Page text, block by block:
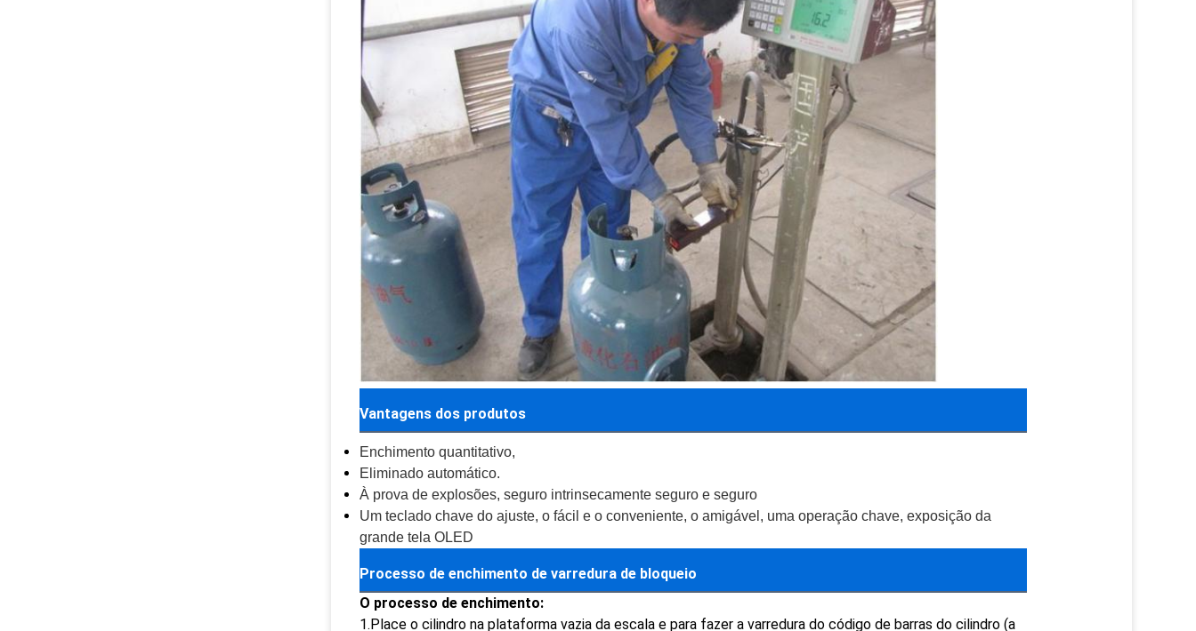
Vantagens dos produtos
Enchimento quantitativo,
Eliminado automático.
À prova de explosões, seguro intrinsecamente seguro e seguro
Um teclado chave do ajuste, o fácil e o conveniente, o amigável, uma operação chave, exposição da
grande tela OLED
Processo de enchimento de varredura de bloqueio
O processo de enchimento:
1.Place o cilindro na plataforma vazia da escala e para fazer a varredura do código de barras do cilindro (a